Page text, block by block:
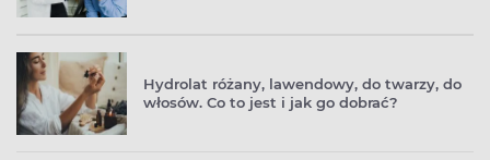
Hydrolat różany, lawendowy, do twarzy, do
włosów. Co to jest i jak go dobrać?